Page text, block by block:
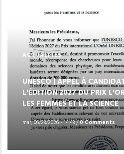
ACTUALITÉS
UNESCO | APPEL À
L'ÉDITION 2027 DU PRIX
LES FEMMES ET LA SCIENCE
mar, 06/23/2026 - 14:43/0 Comments